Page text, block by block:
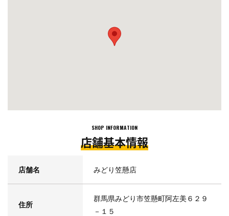
■作業のご予約はお電話でも受付しております
当店へお電話ください。（※電話でのご予約は交換商品ご購入の場
合に限らせていただきます）
SHOP INFORMATION
店舗基本情報
店舗名 みどり笠懸店
住所
群馬県みどり市笠懸町阿左美６２９
－１５